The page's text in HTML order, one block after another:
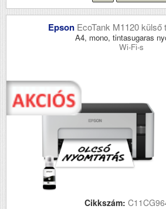
Epson EcoTank M1120 külső
A4, mono, tintasugaras
Wi-Fi-s
Cikkszám: